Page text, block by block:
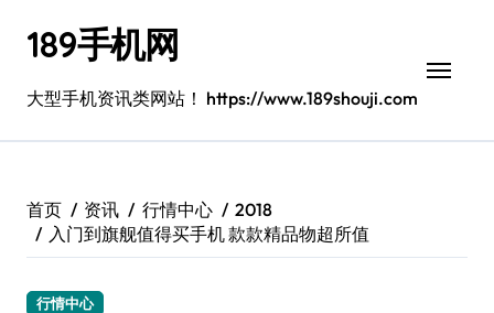
189手机网
大型手机资讯类网站！ https://www.189shouji.com
首页 资讯 行情中心
2018
入门到旗舰值得买手机 款款精品物超所值
行情中心